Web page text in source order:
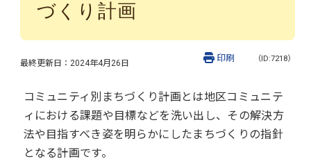
づくり計画
最終更新日： 2024年4月26日 （ID:7218）
印刷
コミュニティ別まちづくり計画とは地区コミュニテ
ィにおける課題や⽬標などを洗い出し、その解決⽅
法や⽬指すべき姿を明らかにしたまちづくりの指針
となる計画です。